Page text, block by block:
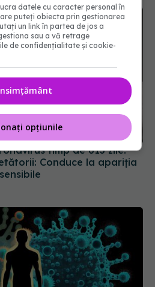
timp de 613 zile.
Conduce la apariția
datele cu caracter personal în
puteți obiecta prin gestionarea
un link în partea de jos a
sau a vă retrage
de confidențialitate și cookie-
opțiunile